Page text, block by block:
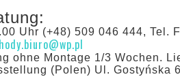
Uhr (+48) 509 046 444, Tel.
ohne Montage 1/3 Wochen.
(Polen) Ul. Gostyńska